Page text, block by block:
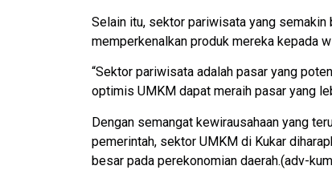
Selain itu, sektor pariwisata yang
memperkenalkan produk mereka kepada
“Sektor pariwisata adalah pasar yang
optimis UMKM dapat meraih pasar yang
Dengan semangat kewirausahaan yang
pemerintah, sektor UMKM di Kukar
besar pada perekonomian daerah.(adv-